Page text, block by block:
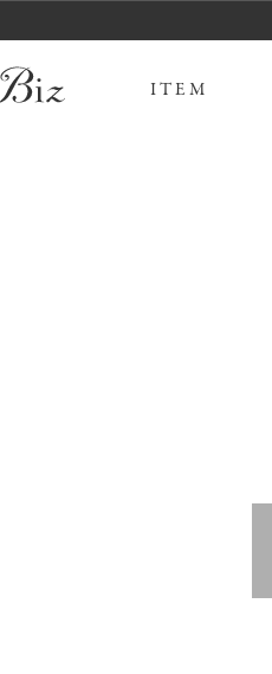
ITEM